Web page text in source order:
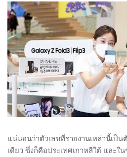
แน่นอนว่าตัวเลขที่รายงานเหล่านี้เป็
เดียว ซึ่งก็คือประเทศเกาหลีใต้ และใ